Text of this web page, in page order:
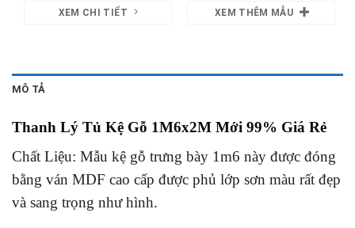
XEM CHI TIẾT XEM THÊM MẪU
MÔ TẢ
Thanh Lý Tủ Kệ Gỗ 1M6x2M Mới 99% Giá Rẻ
Chất Liệu: Mẫu kệ gỗ trưng bày 1m6 này được đóng
bằng ván MDF cao cấp được phủ lớp sơn màu rất đẹp
và sang trọng như hình.